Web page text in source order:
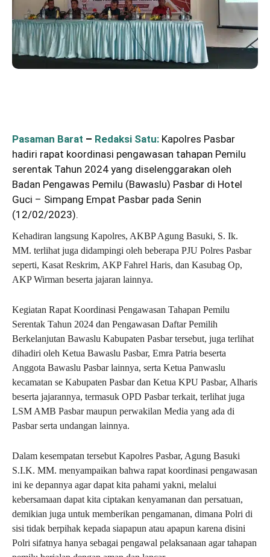
Pasaman Barat – Redaksi Satu: Kapolres Pasbar
hadiri rapat koordinasi pengawasan tahapan Pemilu
serentak Tahun 2024 yang diselenggarakan oleh
Badan Pengawas Pemilu (Bawaslu) Pasbar di Hotel
Guci – Simpang Empat Pasbar pada Senin
(12/02/2023).
Kehadiran langsung Kapolres, AKBP Agung Basuki, S. Ik.
MM. terlihat juga didampingi oleh beberapa PJU Polres Pasbar
seperti, Kasat Reskrim, AKP Fahrel Haris, dan Kasubag Op,
AKP Wirman beserta jajaran lainnya.
Kegiatan Rapat Koordinasi Pengawasan Tahapan Pemilu
Serentak Tahun 2024 dan Pengawasan Daftar Pemilih
Berkelanjutan Bawaslu Kabupaten Pasbar tersebut, juga terlihat
dihadiri oleh Ketua Bawaslu Pasbar, Emra Patria beserta
Anggota Bawaslu Pasbar lainnya, serta Ketua Panwaslu
kecamatan se Kabupaten Pasbar dan Ketua KPU Pasbar, Alharis
beserta jajarannya, termasuk OPD Pasbar terkait, terlihat juga
LSM AMB Pasbar maupun perwakilan Media yang ada di
Pasbar serta undangan lainnya.
Dalam kesempatan tersebut Kapolres Pasbar, Agung Basuki
S.I.K. MM. menyampaikan bahwa rapat koordinasi pengawasan
ini ke depannya agar dapat kita pahami yakni, melalui
kebersamaan dapat kita ciptakan kenyamanan dan persatuan,
demikian juga untuk memberikan pengamanan, dimana Polri di
sisi tidak berpihak kepada siapapun atau apapun karena disini
Polri sifatnya hanya sebagai pengawal pelaksanaan agar tahapan